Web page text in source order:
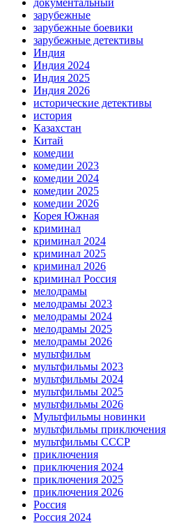
документальный
зарубежные
зарубежные боевики
зарубежные детективы
Индия
Индия 2024
Индия 2025
Индия 2026
исторические детективы
история
Казахстан
Китай
комедии
комедии 2023
комедии 2024
комедии 2025
комедии 2026
Корея Южная
криминал
криминал 2024
криминал 2025
криминал 2026
криминал Россия
мелодрамы
мелодрамы 2023
мелодрамы 2024
мелодрамы 2025
мелодрамы 2026
мультфильм
мультфильмы 2023
мультфильмы 2024
мультфильмы 2025
мультфильмы 2026
Мультфильмы новинки
мультфильмы приключения
мультфильмы СССР
приключения
приключения 2024
приключения 2025
приключения 2026
Россия
Россия 2024